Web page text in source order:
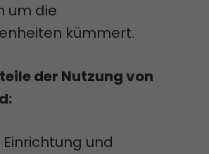
um die
kümmert.
der Nutzung von
Einrichtung und